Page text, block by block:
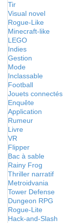
Tir
Visual novel
Rogue-Like
Minecraft-like
LEGO
Indies
Gestion
Mode
Inclassable
Football
Jouets connectés
Enquête
Application
Rumeur
Livre
VR
Flipper
Bac à sable
Rainy Frog
Thriller narratif
Metroidvania
Tower Defense
Dungeon RPG
Rogue-Lite
Hack-and-Slash